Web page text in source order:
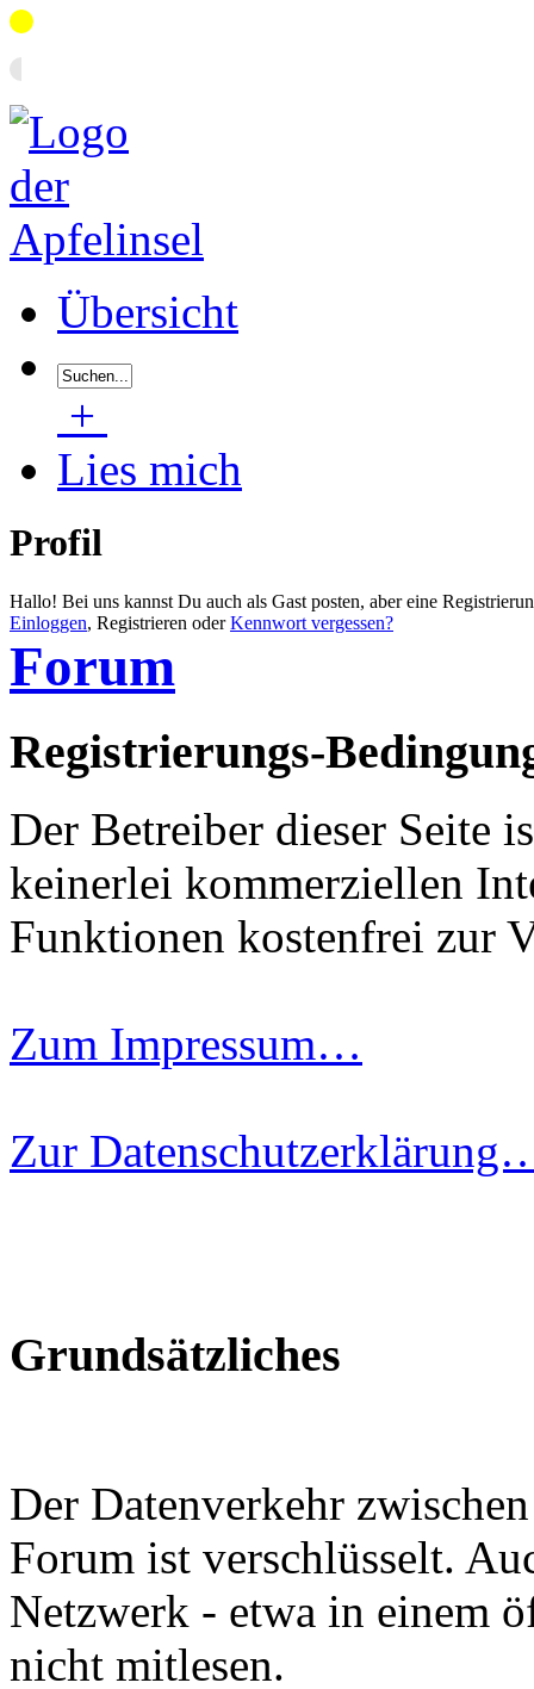
Übersicht
+
Lies mich
Profil
Hallo! Bei uns kannst Du auch als Gast posten, aber eine
Einloggen, Registrieren oderKennwort vergessen?
Forum
Registrierungs-
Der Betreiber dieser Seite
keinerlei kommerziellen
Funktionen kostenfrei zur
Zum Impressum…
Zur
Grundsätzliches
Der Datenverkehr
Forum ist verschlüsselt.
Netzwerk - etwa in einem
nicht mitlesen.